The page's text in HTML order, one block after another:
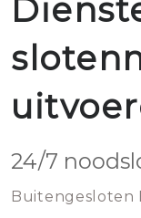
24/7
Buitengesloten